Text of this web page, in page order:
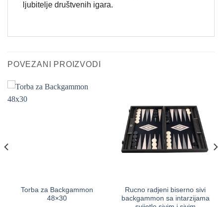
ljubitelje društvenih igara.
POVEZANI PROIZVODI
Torba za Backgammon
48×30
Rucno radjeni biserno sivi
backgammon sa intarzijama